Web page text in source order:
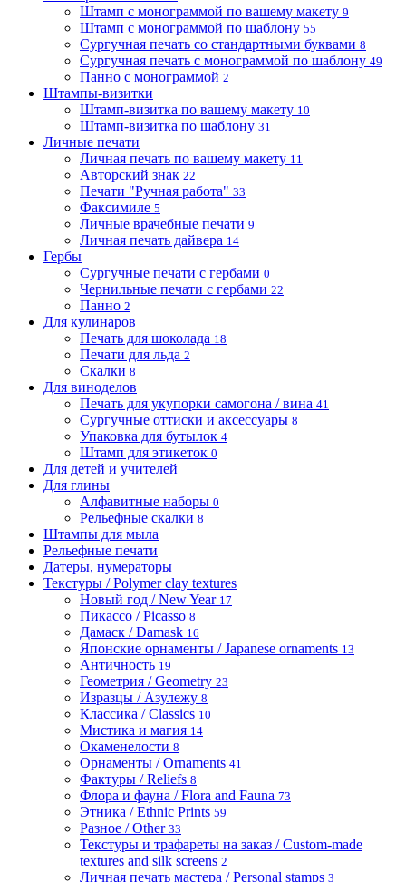
Штамп с монограммой по вашему макету 9
Штамп с монограммой по шаблону 55
Сургучная печать со стандартными буквами 8
Сургучная печать с монограммой по шаблону 49
Панно с монограммой 2
Штампы-визитки
Штамп-визитка по вашему макету 10
Штамп-визитка по шаблону 31
Личные печати
Личная печать по вашему макету 11
Авторский знак 22
Печати "Ручная работа" 33
Факсимиле 5
Личные врачебные печати 9
Личная печать дайвера 14
Гербы
Сургучные печати с гербами 0
Чернильные печати с гербами 22
Панно 2
Для кулинаров
Печать для шоколада 18
Печати для льда 2
Скалки 8
Для виноделов
Печать для укупорки самогона / вина 41
Сургучные оттиски и аксессуары 8
Упаковка для бутылок 4
Штамп для этикеток 0
Для детей и учителей
Для глины
Алфавитные наборы 0
Рельефные скалки 8
Штампы для мыла
Рельефные печати
Датеры, нумераторы
Текстуры / Polymer clay textures
Новый год / New Year 17
Пикассо / Picasso 8
Дамаск / Damask 16
Японские орнаменты / Japanese ornaments 13
Античность 19
Геометрия / Geometry 23
Изразцы / Азулежу 8
Классика / Classics 10
Мистика и магия 14
Окаменелости 8
Орнаменты / Ornaments 41
Фактуры / Reliefs 8
Флора и фауна / Flora and Fauna 73
Этника / Ethnic Prints 59
Разное / Other 33
Текстуры и трафареты на заказ / Custom-made
textures and silk screens 2
Личная печать мастера / Personal stamps 3